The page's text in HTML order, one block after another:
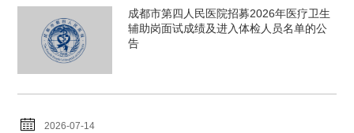
成都市第四人民医院招募2026年医疗卫生
辅助岗面试成绩及进入体检人员名单的公
告
2026-07-14